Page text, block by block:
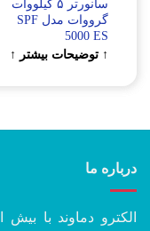
سانورتر ۵ کیلووات
گرووات مدل SPF
5000 ES
↑ توضیحات بیشتر ↑
درباره ما